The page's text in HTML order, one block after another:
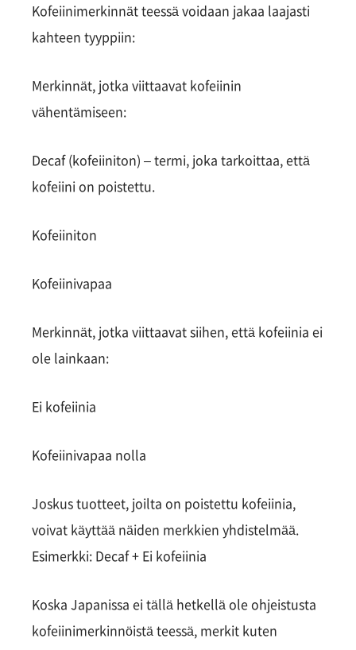
Kofeiinimerkinnät teessä voidaan jakaa laajasti
kahteen tyyppiin:
Merkinnät, jotka viittaavat kofeiinin
vähentämiseen:
Decaf (kofeiiniton) – termi, joka tarkoittaa, että
kofeiini on poistettu.
Kofeiiniton
Kofeiinivapaa
Merkinnät, jotka viittaavat siihen, että kofeiinia ei
ole lainkaan:
Ei kofeiinia
Kofeiinivapaa nolla
Joskus tuotteet, joilta on poistettu kofeiinia,
voivat käyttää näiden merkkien yhdistelmää.
Esimerkki: Decaf + Ei kofeiinia
Koska Japanissa ei tällä hetkellä ole ohjeistusta
kofeiinimerkinnöistä teessä, merkit kuten